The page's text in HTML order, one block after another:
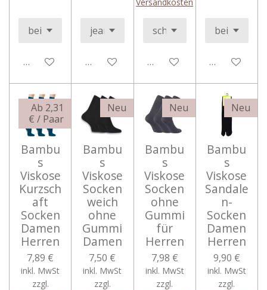
In den WarenkorbIn den WarenkorbIn den WarenkorbIn den
Ab 2,31
€ / Paar
Bambu
s
Viskose
Kurzsch
aft
Socken
Damen
Herren
7,89 €
inkl. MwSt
zzgl.
Neu
Bambu
s
Viskose
Socken
weich
ohne
Gummi
Damen
7,50 €
inkl. MwSt
zzgl.
Neu
Bambu
s
Viskose
Socken
ohne
Gummi
für
Herren
7,98 €
inkl. MwSt
zzgl.
Neu
Bambu
s
Viskose
Sandale
n-
Socken
Damen
Herren
9,90 €
inkl. MwSt
zzgl.